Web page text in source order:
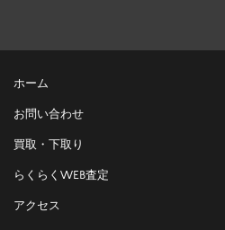
ホーム
お問い合わせ
買取・下取り
らくらくWEB査定
アクセス